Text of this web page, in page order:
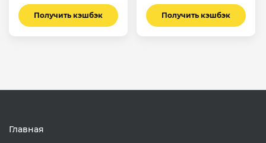
Получить кэшбэк Получить кэшбэк
Главная